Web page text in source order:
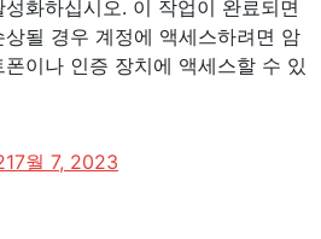
화하십시오. 이 작업이 완료되면
될 경우 계정에 액세스하려면 암
이나 인증 장치에 액세스할 수 있
7월 7, 2023